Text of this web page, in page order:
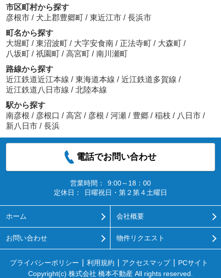
市区町村から探す
彦根市 / 犬上郡豊郷町 / 東近江市 / 長浜市
町名から探す
大堀町 / 東沼波町 / 大字安食南 / 正法寺町 / 大森町 /
八坂町 / 祇園町 / 高宮町 / 南川瀬町
路線から探す
近江鉄道近江本線 / 東海道本線 / 近江鉄道多賀線 /
近江鉄道八日市線 / 北陸本線
駅から探す
南彦根 / 彦根口 / 高宮 / 彦根 / 河瀬 / 豊郷 / 稲枝 / 八日市 /
新八日市 / 長浜
電話でお問い合わせ
営業時間：
9:00～18：00
定休日：
日曜祝日・第２第４土曜日
ホーム 会社概要
お問い合わせ 物件リクエスト
プライバシーポリシー 利用規約 アクセスマップ
PCサイト
Copyright(c) 株式会社 橋本不動産 All rights reserved.